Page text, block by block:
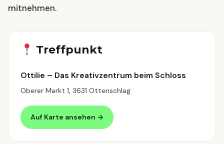
mitnehmen.
Treffpunkt
Ottilie – Das Kreativzentrum beim Schloss
Oberer Markt 1, 3631 Ottenschlag
Auf Karte ansehen →